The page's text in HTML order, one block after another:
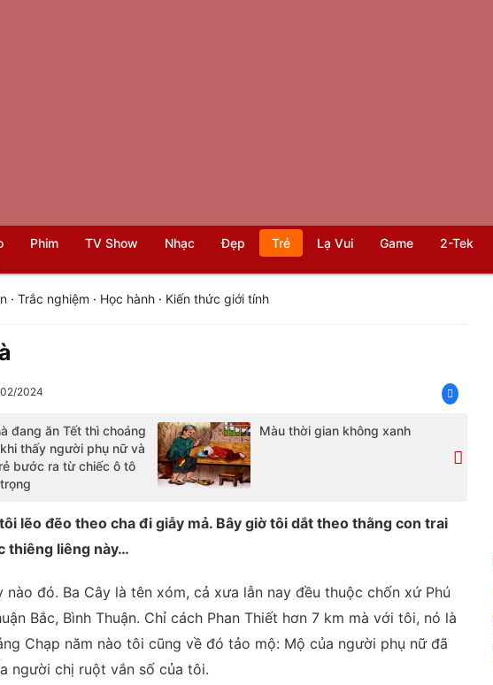
Phim TV Show Nhạc Đẹp Trẻ Lạ Vui Game 2-Tek
·Trắc nghiệm · Học hành · Kiến thức giới tính
2024
đang ăn Tết thì choáng
thấy người phụ nữ và
bước ra từ chiếc ô tô
Màu thời gian không xanh
lẽo đẽo theo cha đi giẫy mả. Bây giờ tôi dắt theo thằng con trai
thiêng liêng này…
nào đó. Ba Cây là tên xóm, cả xưa lẫn nay đều thuộc chốn xứ Phú
Bắc, Bình Thuận. Chỉ cách Phan Thiết hơn 7 km mà với tôi, nó là
Chạp năm nào tôi cũng về đó tảo mộ: Mộ của người phụ nữ đã
người chị ruột vắn số của tôi.